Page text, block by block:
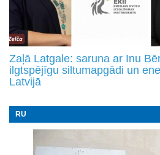
Zaļā Latgale: saruna ar Inu
ilgtspējīgu siltumapgādi un
Latvijā
RU